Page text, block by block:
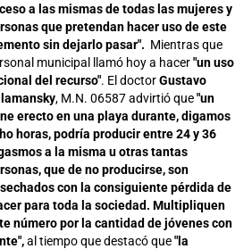
a las mismas de todas las mujeres y
que pretendan hacer uso de este
sin dejarlo pasar". Mientras que
municipal llamó hoy a hacer"un uso
del recurso". El doctorGustavo
, M.N. 06587 advirtió que"un
erecto en una playa durante, digamos
horas, podría producir entre 24 y 36
a la misma u otras tantas
que de no producirse, son
con la consiguiente pérdida de
para toda la sociedad. Multipliquen
número por la cantidad de jóvenes con
al tiempo que destacó que"la